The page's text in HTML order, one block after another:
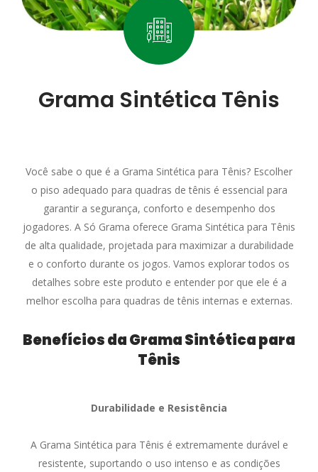
Grama Sintética Tênis
Você sabe o que é a Grama Sintética para Tênis? Escolher
o piso adequado para quadras de tênis é essencial para
garantir a segurança, conforto e desempenho dos
jogadores. A Só Grama oferece Grama Sintética para Tênis
de alta qualidade, projetada para maximizar a durabilidade
e o conforto durante os jogos. Vamos explorar todos os
detalhes sobre este produto e entender por que ele é a
melhor escolha para quadras de tênis internas e externas.
Benefícios da Grama Sintética para
Tênis
Durabilidade e Resistência
A Grama Sintética para Tênis é extremamente durável e
resistente, suportando o uso intenso e as condições